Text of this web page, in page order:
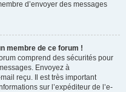
d’envoyer des messages
membre de ce forum !
comprend des sécurités pour
Envoyez à
reçu. Il est très important
sur l’expéditeur de l’e-